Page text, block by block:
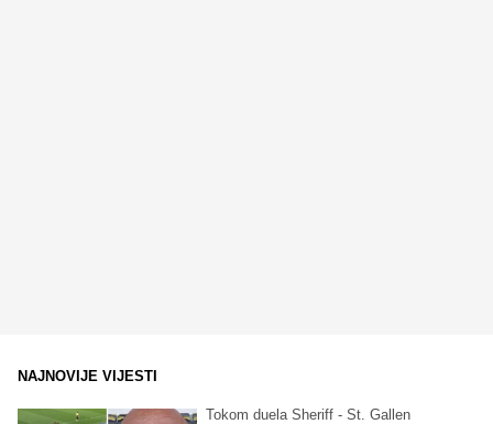
NAJNOVIJE VIJESTI
Tokom duela Sheriff - St. Gallen